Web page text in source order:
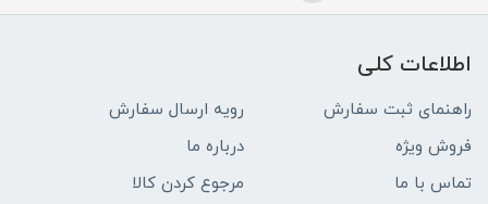
اطلاعات کلی
راهنمای ثبت سفارش
رویه ارسال سفارش
فروش ویژه
درباره ما
تماس با ما
مرجوع کردن کالا